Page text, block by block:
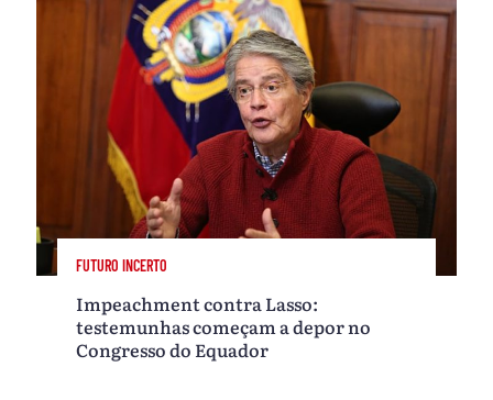
FUTURO INCERTO
Impeachment contra Lasso:
testemunhas começam a depor no
Congresso do Equador